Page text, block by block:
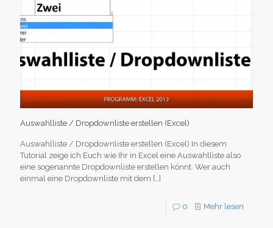
Auswahlliste / Dropdownliste erstellen (Excel)
Auswahlliste / Dropdownliste erstellen (Excel) In diesem
Tutorial zeige ich Euch wie Ihr in Excel eine Auswahlliste also
eine sogenannte Dropdownliste erstellen könnt. Wer auch
einmal eine Dropdownliste mit dem […]
0 Mehr lesen